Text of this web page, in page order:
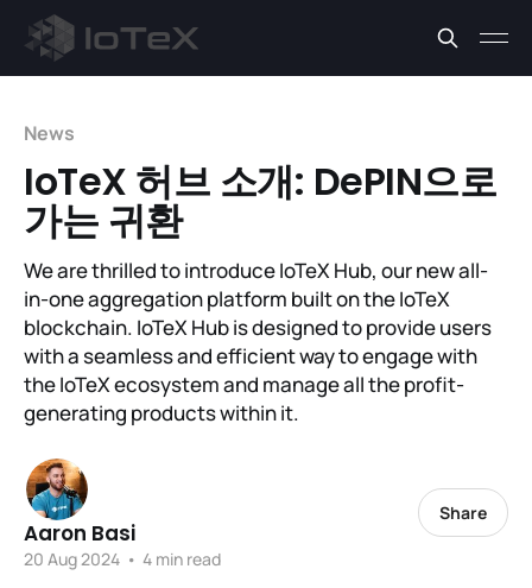
News
IoTeX 허브 소개: DePIN으로
가는 귀환
We are thrilled to introduce IoTeX Hub, our new all-
in-one aggregation platform built on the IoTeX
blockchain. IoTeX Hub is designed to provide users
with a seamless and efficient way to engage with
the IoTeX ecosystem and manage all the profit-
generating products within it.
Aaron Basi
20 Aug 2024 • 4 min read
Share